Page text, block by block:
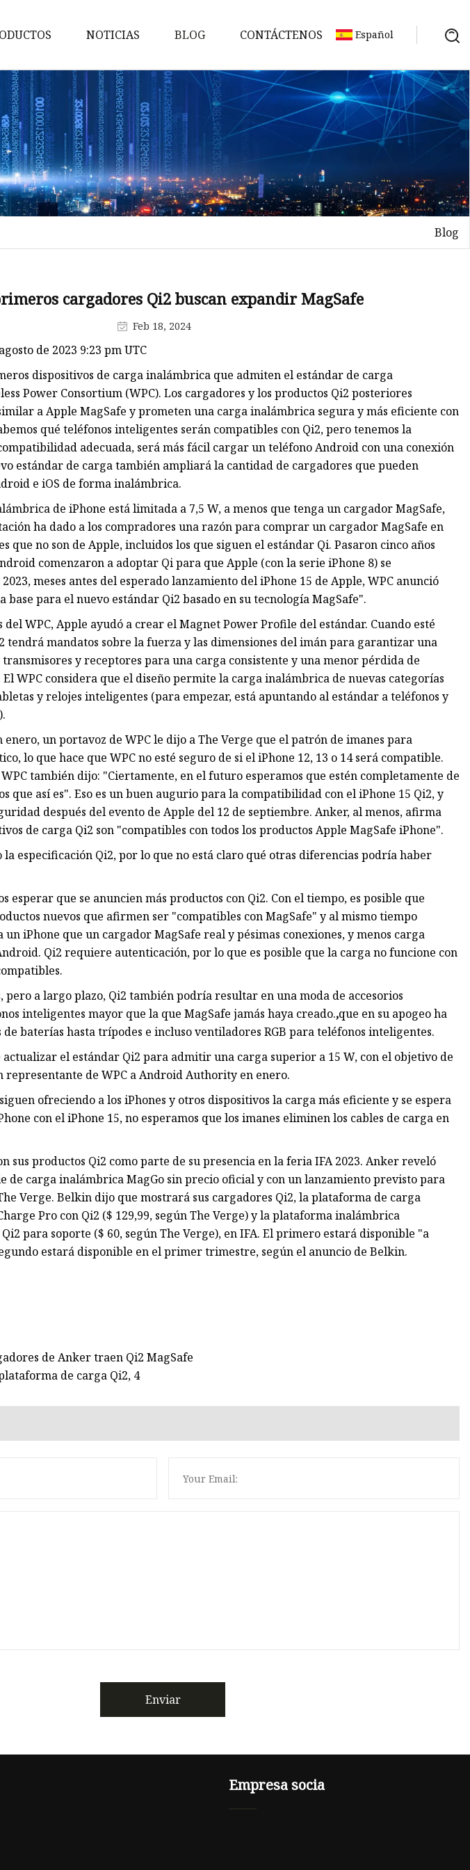
Conmutador de red
Energía de la red
Adaptador de red
de electronicos
POE
TIPO
Conector TIPO
NOTICIAS BLOG CONTÁCTENOS Español
Blog
cargadores Qi2 buscan expandir MagSafe
Feb 18, 2024
de 2023 9:23 pm UTC
dispositivos de carga inalámbrica que admiten el estándar de carga
Power Consortium (WPC). Los cargadores y los productos Qi2 posteriores
a Apple MagSafe y prometen una carga inalámbrica segura y más eficiente con
qué teléfonos inteligentes serán compatibles con Qi2, pero tenemos la
adecuada, será más fácil cargar un teléfono Android con una conexión
estándar de carga también ampliará la cantidad de cargadores que pueden
e iOS de forma inalámbrica.
de iPhone está limitada a 7,5 W, a menos que tenga un cargador MagSafe,
ha dado a los compradores una razón para comprar un cargador MagSafe en
que no son de Apple, incluidos los que siguen el estándar Qi. Pasaron cinco años
comenzaron a adoptar Qi para que Apple (con la serie iPhone 8) se
meses antes del esperado lanzamiento del iPhone 15 de Apple, WPC anunció
para el nuevo estándar Qi2 basado en su tecnología MagSafe".
WPC, Apple ayudó a crear el Magnet Power Profile del estándar. Cuando esté
tendrá mandatos sobre la fuerza y ​​las dimensiones del imán para garantizar una
y receptores para una carga consistente y una menor pérdida de
WPC considera que el diseño permite la carga inalámbrica de nuevas categorías
y relojes inteligentes (para empezar, está apuntando al estándar a teléfonos y
un portavoz de WPC le dijo a The Verge que el patrón de imanes para
lo que hace que WPC no esté seguro de si el iPhone 12, 13 o 14 será compatible.
también dijo: "Ciertamente, en el futuro esperamos que estén completamente de
que así es". Eso es un buen augurio para la compatibilidad con el iPhone 15 Qi2, y
después del evento de Apple del 12 de septiembre. Anker, al menos, afirma
de carga Qi2 son "compatibles con todos los productos Apple MagSafe iPhone".
la especificación Qi2, por lo que no está claro qué otras diferencias podría haber
esperar que se anuncien más productos con Qi2. Con el tiempo, es posible que
nuevos que afirmen ser "compatibles con MagSafe" y al mismo tiempo
un iPhone que un cargador MagSafe real y pésimas conexiones, y menos carga
Qi2 requiere autenticación, por lo que es posible que la carga no funcione con
pero a largo plazo, Qi2 también podría resultar en una moda de accesorios
inteligentes mayor que la que MagSafe jamás haya creado.,que en su apogeo ha
de baterías hasta trípodes e incluso ventiladores RGB para teléfonos inteligentes.
el estándar Qi2 para admitir una carga superior a 15 W, con el objetivo de
representante de WPC a Android Authority en enero.
ofreciendo a los iPhones y otros dispositivos la carga más eficiente y se espera
con el iPhone 15, no esperamos que los imanes eliminen los cables de carga en
sus productos Qi2 como parte de su presencia en la feria IFA 2023. Anker reveló
de carga inalámbrica MagGo sin precio oficial y con un lanzamiento previsto para
Verge. Belkin dijo que mostrará sus cargadores Qi2, la plataforma de carga
Pro con Qi2 ($ 129,99, según The Verge) y la plataforma inalámbrica
para soporte ($ 60, según The Verge), en IFA. El primero estará disponible "a
estará disponible en el primer trimestre, según el anuncio de Belkin.
de Anker traen Qi2 MagSafe
de carga Qi2, 4
Enviar
Empresa socia